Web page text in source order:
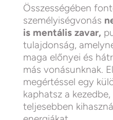
Összességében
személyiségvonás
is mentális zavar,
tulajdonság,
maga előnyei és
más vonásunknak.
megértéssel egy
kaphatsz a
teljesebben